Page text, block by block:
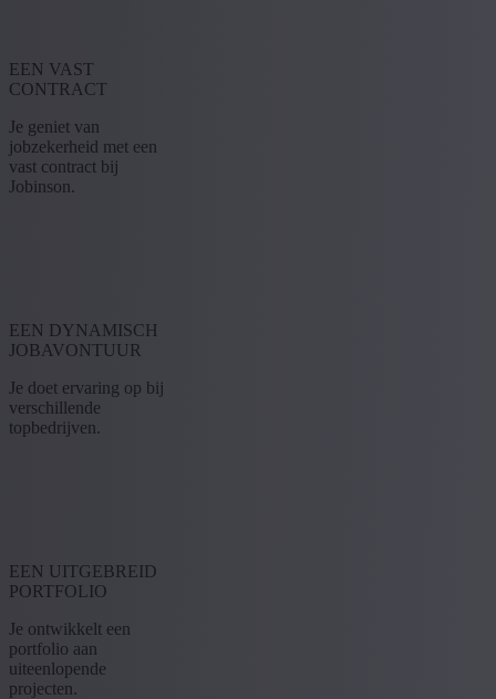
EEN VAST
CONTRACT
Je geniet van
jobzekerheid met een
vast contract bij
Jobinson.
EEN DYNAMISCH
JOBAVONTUUR
Je doet ervaring op bij
verschillende
topbedrijven.
EEN UITGEBREID
PORTFOLIO
Je ontwikkelt een
portfolio aan
uiteenlopende
projecten.